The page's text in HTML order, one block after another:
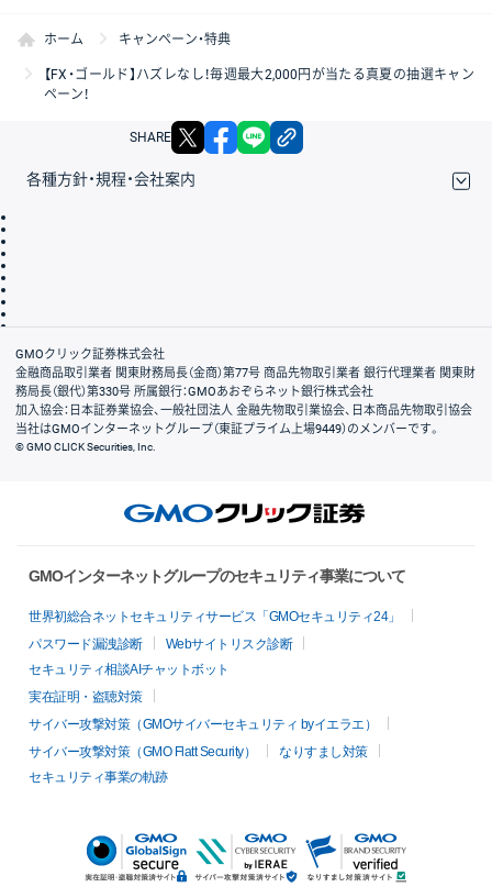
ホーム キャンペーン・特典
【FX・ゴールド】ハズレなし！毎週最大2,000円が当たる真夏の抽選キャン
ペーン！
SHARE X facebook
各種方針・規程・会社案内
会社案内
GMOクリック証券株式会社
金融商品取引業者 関東財務局長（金商）第77号 商品先物取引業者 銀行代理業者 関東財
務局長（銀代）第330号 所属銀行：GMOあおぞらネット銀行株式会社
加入協会：日本証券業協会、一般社団法人 金融先物取引業協会、日本商品先物取引協会
当社はGMOインターネットグループ（東証プライム上場9449）のメンバーです。
© GMO CLICK Securities, Inc.
GMOインターネットグループのセキュリティ事業について
世界初総合ネットセキュリティサービス「GMOセキュリティ24」
パスワード漏洩診断
Webサイトリスク診断
セキュリティ相談AIチャットボット
実在証明・盗聴対策
サイバー攻撃対策（GMOサイバーセキュリティ byイエラエ）
サイバー攻撃対策（GMO Flatt Security）
なりすまし対策
セキュリティ事業の軌跡